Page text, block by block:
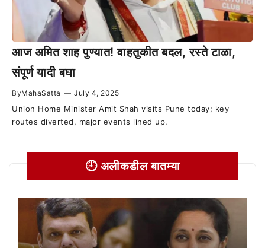
आज अमित शाह पुण्यात! वाहतुकीत बदल, रस्ते टाळा,
संपूर्ण यादी बघा
ByMahaSatta — July 4, 2025
Union Home Minister Amit Shah visits Pune today; key
routes diverted, major events lined up.
🕘 अलीकडील बातम्या